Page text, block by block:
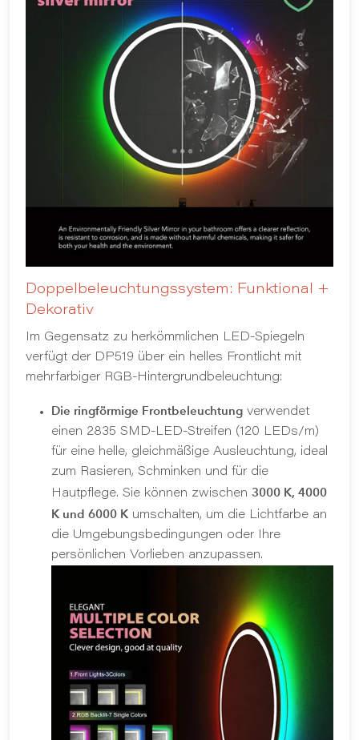
Doppelbeleuchtungssystem: Funktional +
Dekorativ
Im Gegensatz zu herkömmlichen LED-Spiegeln
verfügt der DP519 über ein helles Frontlicht mit
mehrfarbiger RGB-Hintergrundbeleuchtung:
Die ringförmige Frontbeleuchtung verwendet
einen 2835 SMD-LED-Streifen (120 LEDs/m)
für eine helle, gleichmäßige Ausleuchtung, ideal
zum Rasieren, Schminken und für die
Hautpflege. Sie können zwischen 3000 K, 4000
K und 6000 K umschalten, um die Lichtfarbe an
die Umgebungsbedingungen oder Ihre
persönlichen Vorlieben anzupassen.